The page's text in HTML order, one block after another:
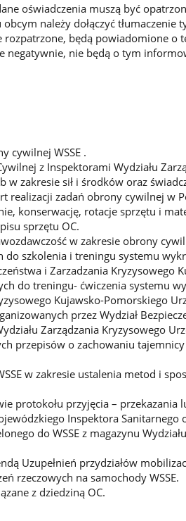
oświadczenia muszą być
należy dołączyć tłumaczenie
będą powiadomione o
negatywnie, nie będą o tym
cywilnej WSSE .
z Inspektorami Wydziału
zakresie sił i środków oraz
realizacji zadań obrony cywilnej w
konserwację, rotacje sprzętu i
sprzętu OC.
w zakresie obrony
do szkolenia i treningu systemu
i Zarzadzania
do treningu- ćwiczenia systemu
Kujawsko-Pomorskiego
przez Wydział
Zarządzania Kryzysowego
przepisów o zachowaniu
w zakresie ustalenia metod i
protokołu przyjęcia – przekazania
Inspektora
do WSSE z magazynu
Uzupełnień przydziałów
rzeczowych na samochody WSSE.
z dziedziną OC.